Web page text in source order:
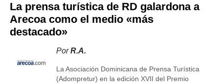
La prensa turística de RD galardona a
Arecoa como el medio «más
destacado»
PorR.A.
La Asociación Dominicana de Prensa Turística
(Adompretur) en la edición XVII del Premio